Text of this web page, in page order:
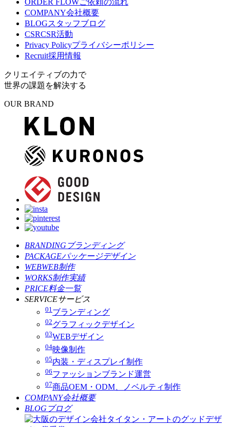
COMPANY会社概要
BLOGスタッフブログ
CSRCSR活動
Privacy Policyプライバシーポリシー
Recruit採用情報
クリエイティブの力で
世界の課題を解決する
OUR BRAND
BRANDING ブランディング
PACKAGEパッケージデザイン
WEBWEB制作
WORKS制作実績
PRICE料金一覧
SERVICEサービス
01 ブランディング
02グラフィックデザイン
03WEBデザイン
04映像制作
05内装・ディスプレイ制作
06ファッションブランド運営
07商品OEM・ODM、ノベルティ制作
COMPANY会社概要
BLOG ブログ